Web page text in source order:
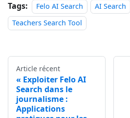
Tags: Felo AI Search
AI Search
Teachers Search Tool
Article récent
Exploiter Felo AI
Search dans le
journalisme :
Applications